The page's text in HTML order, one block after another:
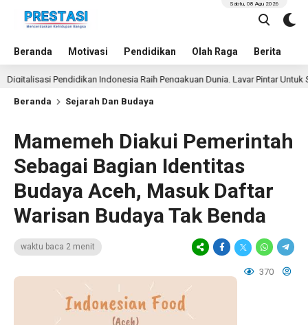
Beranda Motivasi Pendidikan Olah Raga Berita
Sabtu, 08 Agu 2026
Pendidikan Indonesia Raih Pengakuan Dunia, Layar Pintar Untuk Semua
Beranda Sejarah Dan Budaya
Mamemeh Diakui Pemerintah
Sebagai Bagian Identitas
Budaya Aceh, Masuk Daftar
Warisan Budaya Tak Benda
waktu baca 2 menit
370